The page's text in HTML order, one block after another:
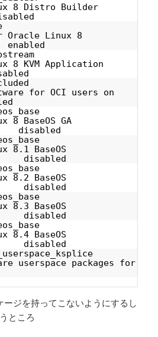
8 Distro Builder
Oracle Linux 8
8 KVM Application
for OCI users on
8 BaseOS GA
disabled
8.1 BaseOS
disabled
8.2 BaseOS
disabled
8.3 BaseOS
disabled
8.4 BaseOS
disabled
userspace packages for
ージを持ってこないようにするし
ところ